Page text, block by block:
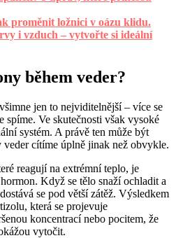
proměnit ložnici v oázu klidu.
i vzduch – vytvořte si ideální
během veder?
jen to nejviditelnější – více se
spíme. Ve skutečnosti však vysoké
systém. A právě ten může být
veder cítíme úplně jinak než obvykle.
reagují na extrémní teplo, je
Když se tělo snaží ochladit a
se pod větší zátěž. Výsledkem
která se projevuje
koncentrací nebo pocitem, že
vytočit.